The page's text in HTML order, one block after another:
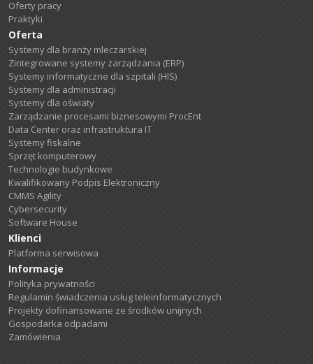
Oferty pracy
Praktyki
Oferta
Systemy dla branży mleczarskiej
Zintegrowane systemy zarządzania (ERP)
Systemy informatyczne dla szpitali (HIS)
Systemy dla administracji
Systemy dla oświaty
Zarządzanie procesami biznesowymi ProcEnt
Data Center oraz infrastruktura IT
Systemy fiskalne
Sprzęt komputerowy
Technologie budynkowe
Kwalifikowany Podpis Elektroniczny
CMMS Agility
Cybersecurity
Software House
Klienci
Platforma serwisowa
Informacje
Polityka prywatności
Regulamin świadczenia usług teleinformatycznych
Projekty dofinansowane ze środków unijnych
Gospodarka odpadami
Zamówienia